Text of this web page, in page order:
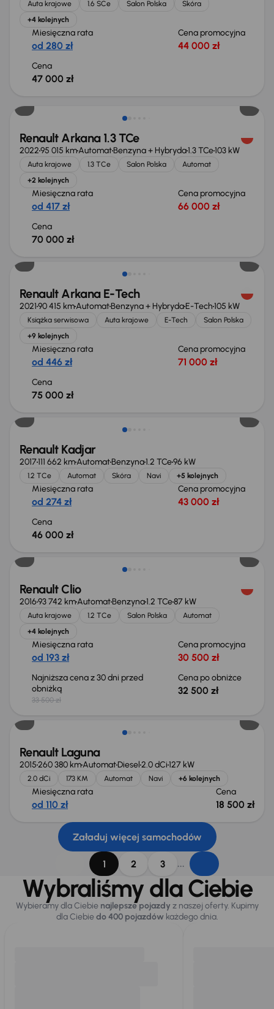
Auta krajowe 1.6 SCe Salon Polska
Skóra
+4 kolejnych
Miesięczna rata
od 280 zł
Cena promocyjna
44 000 zł
Cena
47 000 zł
Renault Arkana 1.3 TCe
202295 015 kmAutomatBenzyna + Hybryda1.3 TCe103 kW
Auta krajowe 1.3 TCe Salon Polska
Automat
+2 kolejnych
Miesięczna rata
od 417 zł
Cena promocyjna
66 000 zł
Cena
70 000 zł
Renault Arkana E-Tech
202190 415 kmAutomatBenzyna + HybrydaE-Tech105 kW
Książka serwisowa Auta krajowe E-Tech
Salon Polska
+9 kolejnych
Miesięczna rata
od 446 zł
Cena promocyjna
71 000 zł
Cena
75 000 zł
Renault Kadjar
2017111 662 kmAutomatBenzyna1.2 TCe96 kW
1.2 TCe Automat Skóra Navi +5 kolejnych
Miesięczna rata
od 274 zł
Cena promocyjna
43 000 zł
Cena
46 000 zł
Taniej o 1 000 zł
Renault Clio
201693 742 kmAutomatBenzyna1.2 TCe87 kW
Auta krajowe 1.2 TCe Salon Polska
Automat
+4 kolejnych
Miesięczna rata
od 193 zł
Cena promocyjna
30 500 zł
Najniższa cena z 30 dni przed
obniżką
33 500 zł
Cena po obniżce
32 500 zł
Renault Laguna
2015260 380 kmAutomatDiesel2.0 dCi127 kW
2.0 dCi 173 KM Automat Navi +6 kolejnych
Miesięczna rata
od 110 zł
Cena
18 500 zł
Załaduj więcej samochodów
1 2 3 ...
Wybraliśmy dla Ciebie
Wybieramy dla Ciebie najlepsze pojazdy z naszej oferty. Kupimy
dla Ciebiedo 400 pojazdówkażdego dnia.